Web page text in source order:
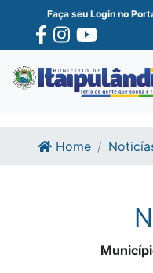
Ir para o conte�do
Ir para o fim do
Faça seu Login no
Home